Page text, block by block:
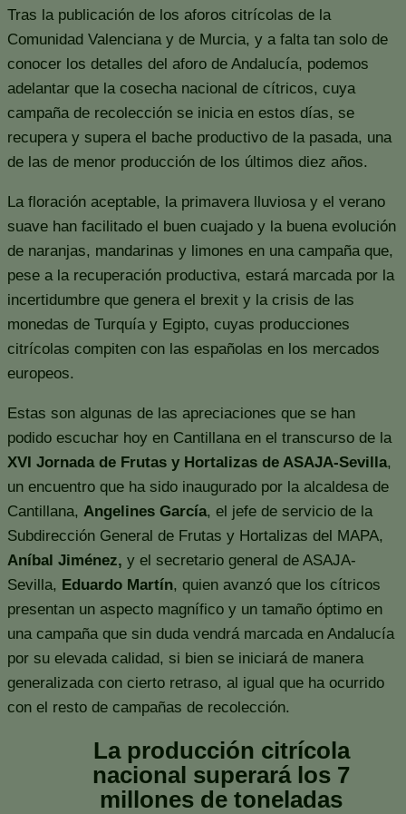
Tras la publicación de los aforos citrícolas de la
Comunidad Valenciana y de Murcia, y a falta tan solo de
conocer los detalles del aforo de Andalucía, podemos
adelantar que la cosecha nacional de cítricos, cuya
campaña de recolección se inicia en estos días, se
recupera y supera el bache productivo de la pasada, una
de las de menor producción de los últimos diez años.
La floración aceptable, la primavera lluviosa y el verano
suave han facilitado el buen cuajado y la buena evolución
de naranjas, mandarinas y limones en una campaña que,
pese a la recuperación productiva, estará marcada por la
incertidumbre que genera el brexit y la crisis de las
monedas de Turquía y Egipto, cuyas producciones
citrícolas compiten con las españolas en los mercados
europeos.
Estas son algunas de las apreciaciones que se han
podido escuchar hoy en Cantillana en el transcurso de la
XVI Jornada de Frutas y Hortalizas de ASAJA-Sevilla,
un encuentro que ha sido inaugurado por la alcaldesa de
Cantillana, Angelines García, el jefe de servicio de la
Subdirección General de Frutas y Hortalizas del MAPA,
Aníbal Jiménez, y el secretario general de ASAJA-
Sevilla, Eduardo Martín, quien avanzó que los cítricos
presentan un aspecto magnífico y un tamaño óptimo en
una campaña que sin duda vendrá marcada en Andalucía
por su elevada calidad, si bien se iniciará de manera
generalizada con cierto retraso, al igual que ha ocurrido
con el resto de campañas de recolección.
La producción citrícola
nacional superará los 7
millones de toneladas